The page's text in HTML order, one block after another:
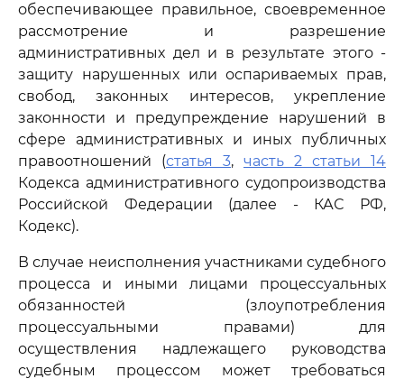
обеспечивающее правильное, своевременное
рассмотрение и разрешение
административных дел и в результате этого -
защиту нарушенных или оспариваемых прав,
свобод, законных интересов, укрепление
законности и предупреждение нарушений в
сфере административных и иных публичных
правоотношений (статья 3, часть 2 статьи 14
Кодекса административного судопроизводства
Российской Федерации (далее - КАС РФ,
Кодекс).
В случае неисполнения участниками судебного
процесса и иными лицами процессуальных
обязанностей (злоупотребления
процессуальными правами) для
осуществления надлежащего руководства
судебным процессом может требоваться